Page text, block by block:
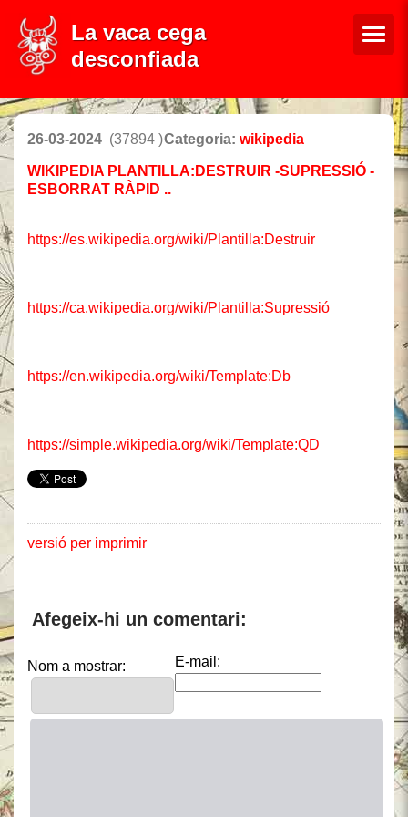
La vaca cega
desconfiada
26-03-2024 (37894 )Categoria: wikipedia
WIKIPEDIA PLANTILLA:DESTRUIR -SUPRESSIÓ -
ESBORRAT RÀPID ..
https://es.wikipedia.org/wiki/Plantilla:Destruir
https://ca.wikipedia.org/wiki/Plantilla:Supressió
https://en.wikipedia.org/wiki/Template:Db
https://simple.wikipedia.org/wiki/Template:QD
versió per imprimir
Afegeix-hi un comentari:
Nom a mostrar: E-mail: